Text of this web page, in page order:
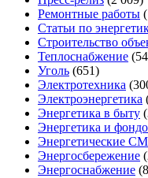
Ремонтные работы
Статьи по
Строительство
Теплоснабжение
Уголь (651)
Электротехника
Электроэнергетика
Энергетика в быту
Энергетика и
Энергетические
Энергосбережение
Энергоснабжение